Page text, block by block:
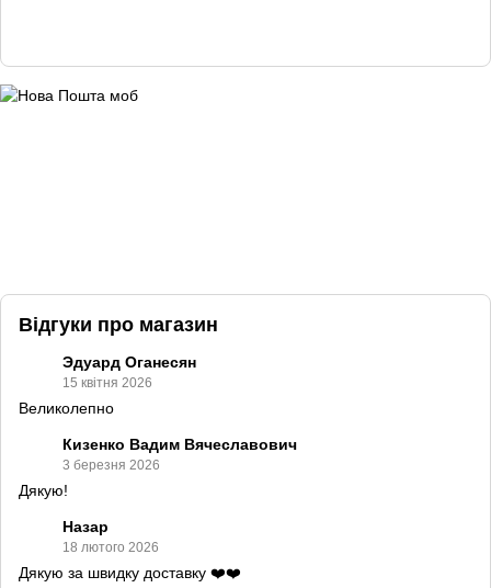
Відгуки про магазин
Эдуард Оганесян
15 квітня 2026
Великолепно
Кизенко Вадим Вячеславович
3 березня 2026
Дякую!
Назар
18 лютого 2026
Дякую за швидку доставку ❤️❤️